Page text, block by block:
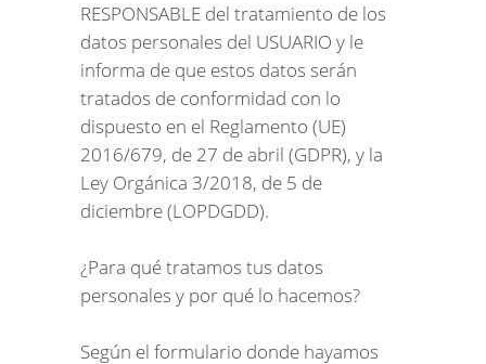
RESPONSABLE del tratamiento de los
datos personales del USUARIO y le
informa de que estos datos serán
tratados de conformidad con lo
dispuesto en el Reglamento (UE)
2016/679, de 27 de abril (GDPR), y la
Ley Orgánica 3/2018, de 5 de
diciembre (LOPDGDD).
¿Para qué tratamos tus datos
personales y por qué lo hacemos?
Según el formulario donde hayamos